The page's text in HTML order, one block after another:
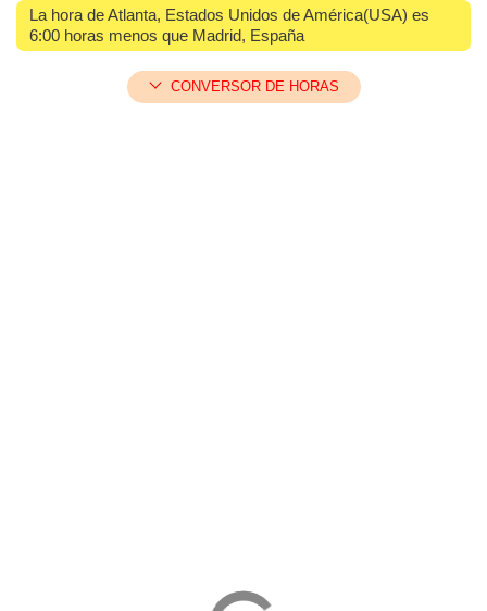
La hora de Atlanta, Estados Unidos de América(USA) es
6:00 horas menos que Madrid, España
CONVERSOR DE HORAS